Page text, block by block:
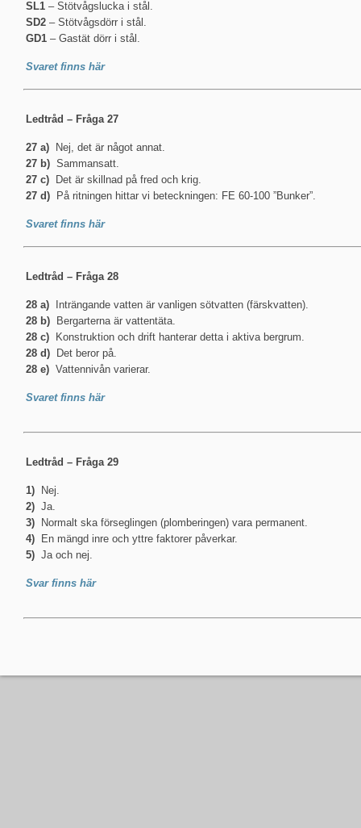
SL1 – Stötvågslucka i stål.
SD2 – Stötvågsdörr i stål.
GD1 – Gastät dörr i stål.
Svaret finns här
Ledtråd – Fråga 27
27 a) Nej, det är något annat.
27 b) Sammansatt.
27 c)
Det är skillnad på fred och krig.
27 d) På ritningen hittar vi beteckningen: FE 60-100 ”Bunker”.
Svaret finns här
Ledtråd – Fråga 28
28 a) Inträngande vatten är vanligen sötvatten (färskvatten).
28 b) Bergarterna är vattentäta.
28 c) Konstruktion och drift hanterar detta i aktiva bergrum.
28 d) Det beror på.
28 e) Vattennivån varierar.
Svaret finns här
Ledtråd – Fråga 29
1) Nej.
2) Ja.
3) Normalt ska förseglingen (plomberingen) vara permanent.
4) En mängd inre och yttre faktorer påverkar.
5) Ja och nej.
Svar finns här